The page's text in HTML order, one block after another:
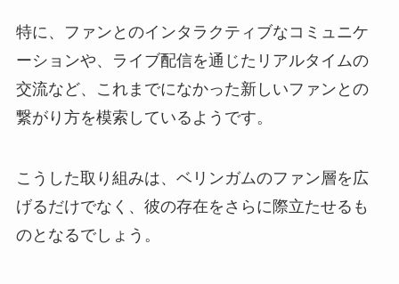
特に、ファンとのインタラクティブなコミュニケ
ーションや、ライブ配信を通じたリアルタイムの
交流など、これまでになかった新しいファンとの
繋がり方を模索しているようです。
こうした取り組みは、ベリンガムのファン層を広
げるだけでなく、彼の存在をさらに際立たせるも
のとなるでしょう。